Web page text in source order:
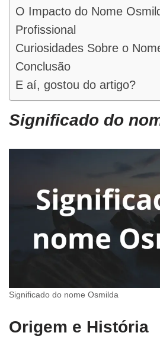
O Impacto do Nome
Profissional
Curiosidades Sobre o
Conclusão
E aí, gostou do artigo?
Significado do
Significado do nome Osmilda
Origem e História